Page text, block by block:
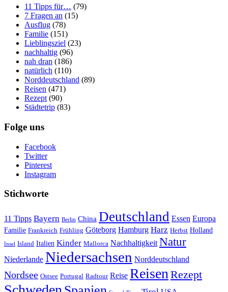
11 Tipps für… (79)
7 Fragen an (15)
Ausflug (78)
Familie (151)
Lieblingsziel (23)
nachhaltig (96)
nah dran (186)
natürlich (110)
Norddeutschland (89)
Reisen (471)
Rezept (90)
Städtetrip (83)
Folge uns
Facebook
Twitter
Pinterest
Instagram
Stichworte
11 Tipps Bayern Berlin China Deutschland Essen Europa
Familie Frankreich Frühling Göteborg Hamburg Harz Herbst Holland
Insel Island Italien Kinder Mallorca Nachhaltigkeit Natur
Niederlande Niedersachsen Norddeutschland
Nordsee Ostsee Portugal Radtour Reise Reisen Rezept